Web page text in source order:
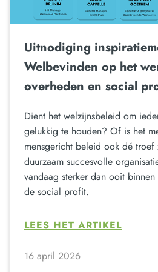
Uitnodiging
Welbevinden op het
overheden en social
Dient het welzijnsbeleid om
gelukkig te houden? Of is het
mensgericht beleid ook dé troef
duurzaam succesvolle
vandaag sterker dan ooit
de social profit.
LEES HET ARTIKEL
16 april 2026